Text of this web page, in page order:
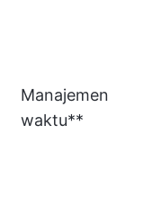
Manajemen
waktu**